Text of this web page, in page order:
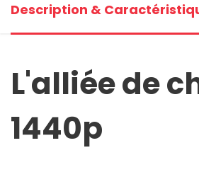
Description &
L'alliée de
1440p